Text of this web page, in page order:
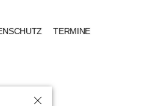
TERMINE